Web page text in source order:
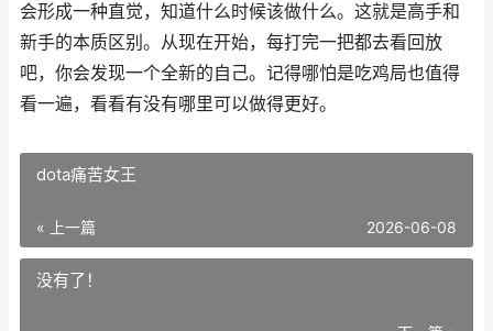
会形成一种直觉，知道什么时候该做什么。这就是高手和
新手的本质区别。从现在开始，每打完一把都去看回放
吧，你会发现一个全新的自己。记得哪怕是吃鸡局也值得
看一遍，看看有没有哪里可以做得更好。
dota痛苦女王
« 上一篇 2026-06-08
没有了！